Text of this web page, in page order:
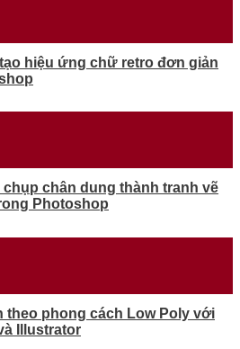
hiệu ứng chữ retro đơn giản
chụp chân dung thành tranh vẽ
Photoshop
theo phong cách Low Poly với
Illustrator